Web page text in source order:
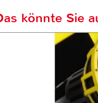
könnte Sie